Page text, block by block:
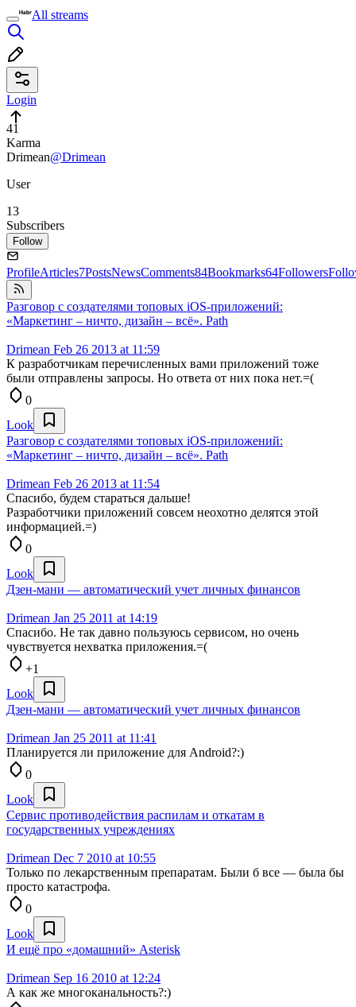
All streams
Login
41
Karma
Drimean@Drimean
User
13
Subscribers
Follow
ProfileArticles7PostsNewsComments84Bookmarks64Followers
Разговор с создателями топовых iOS-приложений:
«Маркетинг – ничто, дизайн – всё». Path
Drimean Feb 26 2013 at 11:59
К разработчикам перечисленных вами приложений тоже
были отправлены запросы. Но ответа от них пока нет.=(
0
Look
Разговор с создателями топовых iOS-приложений:
«Маркетинг – ничто, дизайн – всё». Path
Drimean Feb 26 2013 at 11:54
Спасибо, будем стараться дальше!
Разработчики приложений совсем неохотно делятся этой
информацией.=)
0
Look
Дзен-мани — автоматический учет личных финансов
Drimean Jan 25 2011 at 14:19
Спасибо. Не так давно пользуюсь сервисом, но очень
чувствуется нехватка приложения.=(
+1
Look
Дзен-мани — автоматический учет личных финансов
Drimean Jan 25 2011 at 11:41
Планируется ли приложение для Android?:)
0
Look
Сервис противодействия распилам и откатам в
государственных учреждениях
Drimean Dec 7 2010 at 10:55
Только по лекарственным препаратам. Были б все — была бы
просто катастрофа.
0
Look
И ещё про «домашний» Asterisk
Drimean Sep 16 2010 at 12:24
А как же многоканальность?:)